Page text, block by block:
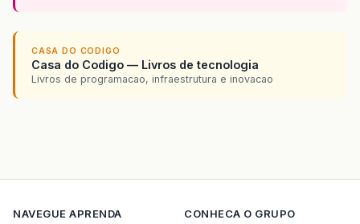
CASA DO CODIGO
Casa do Codigo — Livros de tecnologia
Livros de programacao, infraestrutura e inovacao
NAVEGUE APRENDA CONHECA O GRUPO